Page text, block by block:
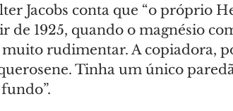
Jacobs conta que “o próprio
de 1925, quando o magnésio
rudimentar. A copiadora,
Tinha um único